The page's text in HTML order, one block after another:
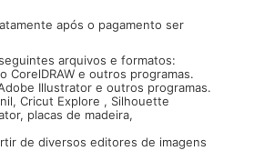
após o pagamento ser
arquivos e formatos:
CorelDRAW e outros programas.
Illustrator e outros programas.
Cricut Explore , Silhouette
placas de madeira,
de diversos editores de imagens